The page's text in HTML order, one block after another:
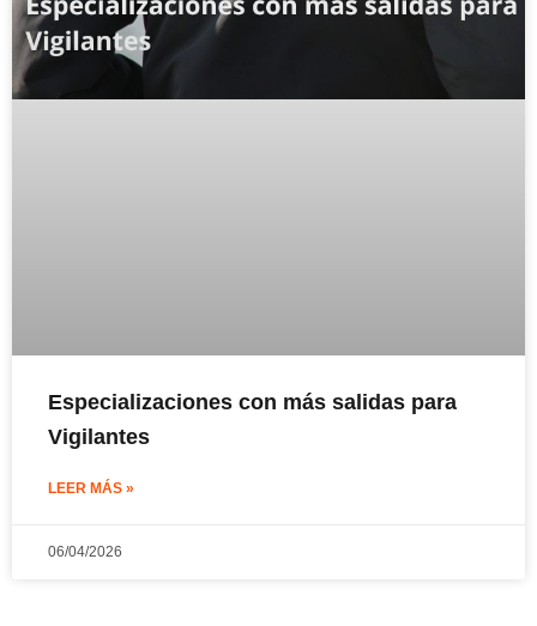
Especializaciones con más salidas para
Vigilantes
LEER MÁS »
06/04/2026